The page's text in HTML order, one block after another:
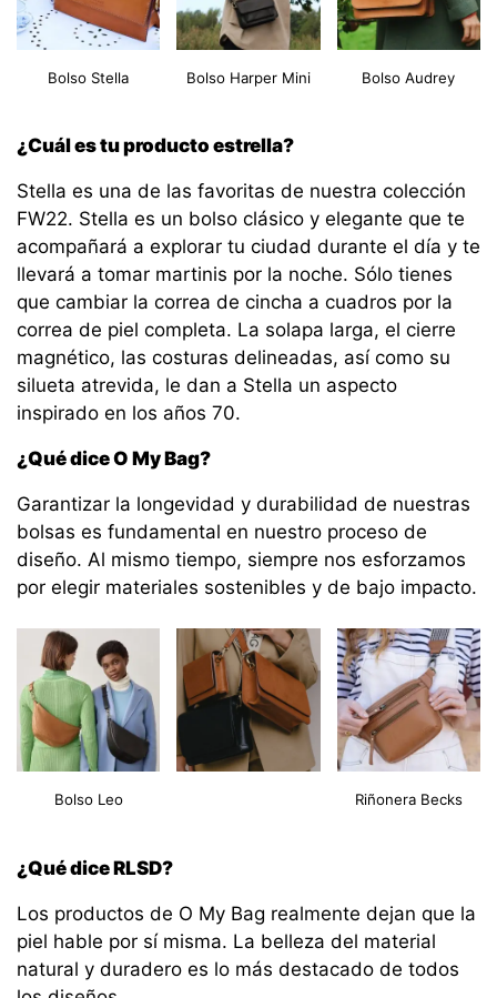
Bolso Stella Bolso Harper Mini Bolso Audrey
¿Cuál es tu producto estrella?
Stella es una de las favoritas de nuestra colección
FW22. Stella es un bolso clásico y elegante que te
acompañará a explorar tu ciudad durante el día y te
llevará a tomar martinis por la noche. Sólo tienes
que cambiar la correa de cincha a cuadros por la
correa de piel completa. La solapa larga, el cierre
magnético, las costuras delineadas, así como su
silueta atrevida, le dan a Stella un aspecto
inspirado en los años 70.
¿Qué dice O My Bag?
Garantizar la longevidad y durabilidad de nuestras
bolsas es fundamental en nuestro proceso de
diseño. Al mismo tiempo, siempre nos esforzamos
por elegir materiales sostenibles y de bajo impacto.
Bolso Leo Riñonera Becks
¿Qué dice RLSD?
Los productos de O My Bag realmente dejan que la
piel hable por sí misma. La belleza del material
natural y duradero es lo más destacado de todos